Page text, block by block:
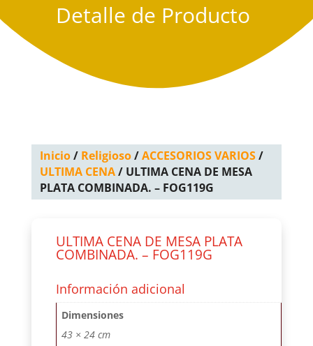
Detalle de Producto
Inicio/ Religioso/ACCESORIOS VARIOS/
ULTIMA CENA/ ULTIMA CENA DE MESA
PLATA COMBINADA. – FOG119G
ULTIMA CENA DE MESA PLATA
COMBINADA. – FOG119G
Información adicional
Dimensiones
43 × 24 cm